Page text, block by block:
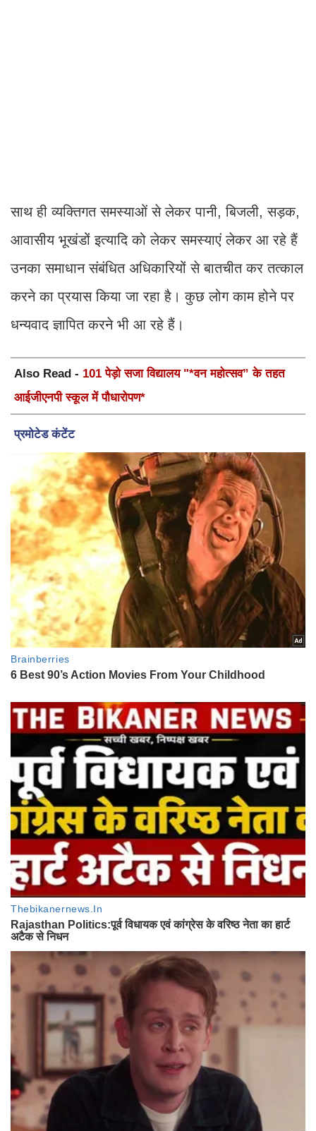
साथ ही व्यक्तिगत समस्याओं से लेकर पानी, बिजली, सड़क,
आवासीय भूखंडों इत्यादि को लेकर समस्याएं लेकर आ रहे हैं
उनका समाधान संबंधित अधिकारियों से बातचीत कर तत्काल
करने का प्रयास किया जा रहा है। कुछ लोग काम होने पर
धन्यवाद ज्ञापित करने भी आ रहे हैं।
Also Read - 101 पेड़ो सजा विद्यालय "*वन महोत्सव” के तहत
आईजीएनपी स्कूल में पौधारोपण*